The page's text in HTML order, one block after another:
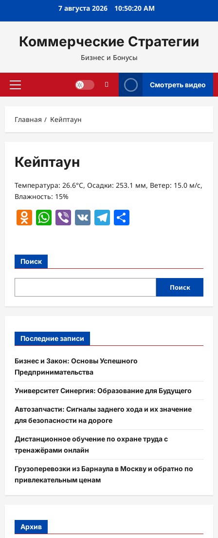
7 августа 2026 10:50:21 AM
Коммерческие Стратегии
Бизнес и Бонусы
Основное
Смотреть видео
Главная Кейптаун
Кейптаун
Температура: 26.6°C, Осадки: 253.1 мм, Ветер: 15.0 м/с,
Влажность: 15%
Odnoklassniki
WhatsApp
Viber
VK Telegram
Поиск
Поиск
Последние записи
Бизнес и Закон: Основы Успешного
Предпринимательства
Университет Синергия: Образование для Будущего
Автозапчасти: Сигналы заднего хода и их значение
для безопасности на дороге
Дистанционное обучение по охране труда с
тренажёрами онлайн
Грузоперевозки из Барнаула в Москву и обратно по
привлекательным ценам
Архив